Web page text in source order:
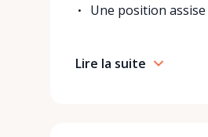
Une position
Lire la suite